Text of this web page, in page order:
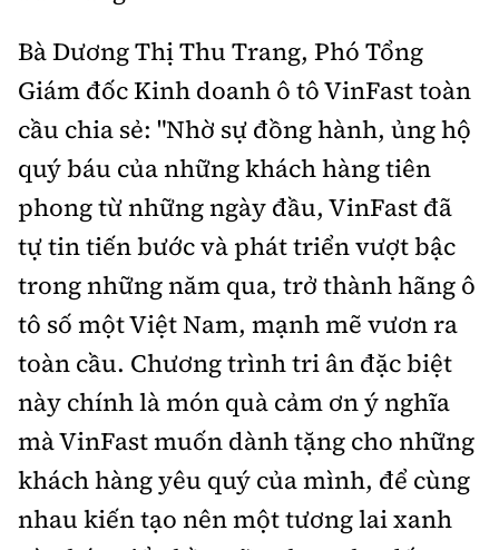
Bà Dương Thị Thu Trang, Phó Tổng
Giám đốc Kinh doanh ô tô VinFast toàn
cầu chia sẻ: "Nhờ sự đồng hành, ủng hộ
quý báu của những khách hàng tiên
phong từ những ngày đầu, VinFast đã
tự tin tiến bước và phát triển vượt bậc
trong những năm qua, trở thành hãng ô
tô số một Việt Nam, mạnh mẽ vươn ra
toàn cầu. Chương trình tri ân đặc biệt
này chính là món quà cảm ơn ý nghĩa
mà VinFast muốn dành tặng cho những
khách hàng yêu quý của mình, để cùng
nhau kiến tạo nên một tương lai xanh